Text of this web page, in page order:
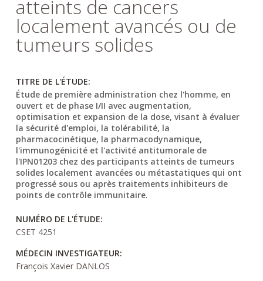
atteints de cancers
localement avancés ou de
tumeurs solides
TITRE DE L'ÉTUDE:
Étude de première administration chez l'homme, en
ouvert et de phase I/II avec augmentation,
optimisation et expansion de la dose, visant à évaluer
la sécurité d'emploi, la tolérabilité, la
pharmacocinétique, la pharmacodynamique,
l'immunogénicité et l'activité antitumorale de
l'IPN01203 chez des participants atteints de tumeurs
solides localement avancées ou métastatiques qui ont
progressé sous ou après traitements inhibiteurs de
points de contrôle immunitaire.
NUMÉRO DE L'ÉTUDE:
CSET 4251
MÉDECIN INVESTIGATEUR:
François Xavier DANLOS